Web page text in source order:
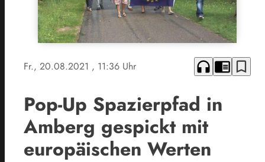
Fr., 20.08.2021 , 11:36 Uhr headphones chrome_reader_mode bookmark_border
Pop-Up Spazierpfad in
Amberg gespickt mit
europäischen Werten